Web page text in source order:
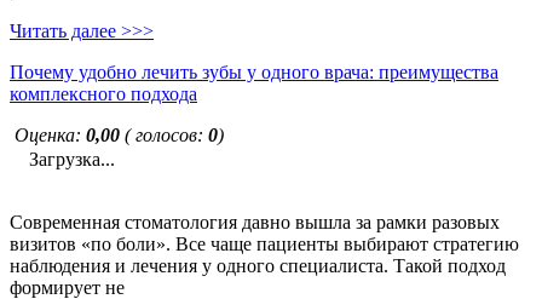
Читать далее >>>
Почему удобно лечить зубы у одного врача: преимущества
комплексного подхода
Оценка: 0,00 ( голосов: 0)
Загрузка...
Современная стоматология давно вышла за рамки разовых
визитов «по боли». Все чаще пациенты выбирают стратегию
наблюдения и лечения у одного специалиста. Такой подход
формирует не